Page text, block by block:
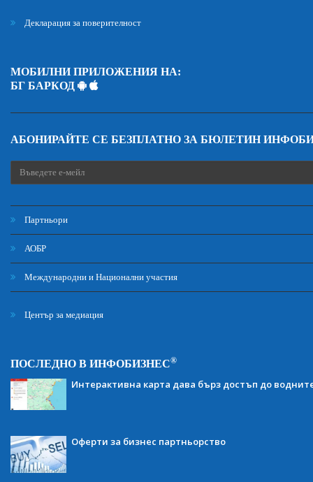
Декларация за поверителност
МОБИЛНИ ПРИЛОЖЕНИЯ НА:
БГ БАРКОД
АБОНИРАЙТЕ СЕ БЕЗПЛАТНО ЗА БЮЛЕТИН
Партньори
АОБР
Международни и Национални участия
Център за медиация
ПОСЛЕДНО В ИНФОБИЗНЕС®
Интерактивна карта дава бърз достъп до
Оферти за бизнес партньорство